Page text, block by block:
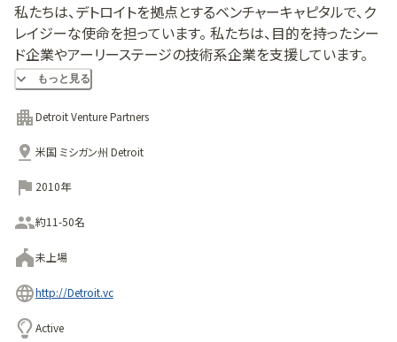
私たちは、デトロイトを拠点とするベンチャーキャピタルで、ク
レイジーな使命を担っています。 私たちは、目的を持ったシー
ド企業やアーリーステージの技術系企業を支援しています。
私たちの目的は、起業の炎を通じてデトロイト地域の再建を
支援することです。 私たちは、起業を創造的な表現の場であ
り、世界を変える機会であると考えています。 そうでないなら、
なぜ悩むのでしょう？ 私たちはクリエイティブなビジネス・ビ
ルダーであり、マネー・マネージャーではありません。 私たち
は、他の起業家が有意義な会社を設立し、成長するのを支援
する起業家なのです。 アイデアや業界についてだけではあり
ません。 私たちは、夢と実行を兼ね備えた情熱的な起業家を
支援するのです。優れた思考は、立派な卒業証書よりも優先さ
れます。想像力は血統に勝るのです。 インターネット、デジタル
メディア、マーケティングテクノロジー、DtoC、スポーツ＆エン
ターテイメント、ソーシャルメディア、Eコマース、ソフトウェアな
ど。 バイオテクノロジーや先端製造業のアイデアは画期的か
もっと見る
Detroit Venture Partners
米国 ミシガン州 Detroit
2010年
約11-50名
未上場
http://Detroit.vc
Active